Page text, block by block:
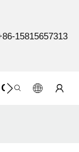
15815657313
CONTACTER